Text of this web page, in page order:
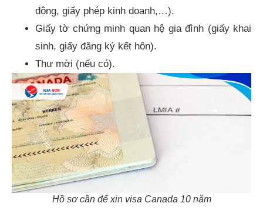
động, giấy phép kinh doanh,…).
Giấy tờ chứng minh quan hệ gia đình (giấy khai
sinh, giấy đăng ký kết hôn).
Thư mời (nếu có).
Hồ sơ cần để xin visa Canada 10 năm